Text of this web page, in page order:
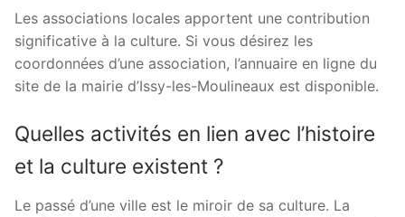
Les associations locales apportent une contribution
significative à la culture. Si vous désirez les
coordonnées d’une association, l’annuaire en ligne du
site de la mairie d’Issy-les-Moulineaux est disponible.
Quelles activités en lien avec l’histoire
et la culture existent ?
Le passé d’une ville est le miroir de sa culture. La